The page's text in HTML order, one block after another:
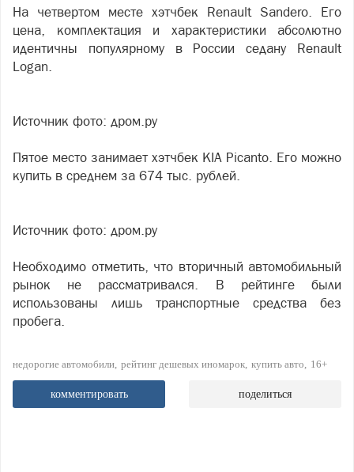
На четвертом месте хэтчбек Renault Sandero. Его
цена, комплектация и характеристики абсолютно
идентичны популярному в России седану Renault
Logan.
Источник фото: дром.ру
Пятое место занимает хэтчбек KIA Picanto. Его можно
купить в среднем за 674 тыс. рублей.
Источник фото: дром.ру
Необходимо отметить, что вторичный автомобильный
рынок не рассматривался. В рейтинге были
использованы лишь транспортные средства без
пробега.
недорогие автомобили рейтинг дешевых иномарок купить авто 16+
комментировать поделиться